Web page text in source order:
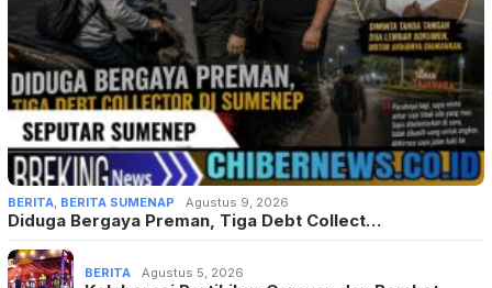
BERITA BERITA SUMENAP Agustus 9, 2026
Diduga Bergaya Preman, Tiga Debt Collect…
BERITA Agustus 5, 2026